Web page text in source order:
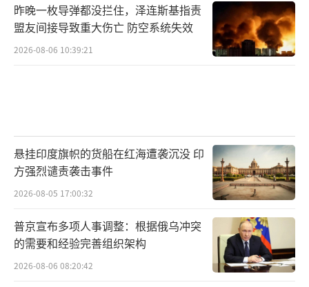
昨晚一枚导弹都没拦住，泽连斯基指责
盟友间接导致重大伤亡 防空系统失效
2026-08-06 10:39:21
悬挂印度旗帜的货船在红海遭袭沉没 印
方强烈谴责袭击事件
2026-08-05 17:00:32
普京宣布多项人事调整：根据俄乌冲突
的需要和经验完善组织架构
2026-08-06 08:20:42